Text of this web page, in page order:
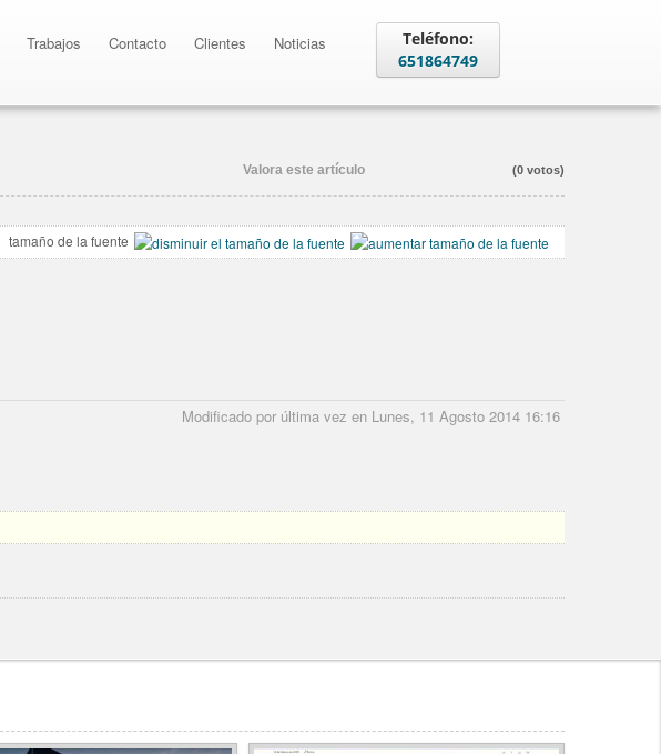
Trabajos Contacto Clientes Noticias
Teléfono:
651864749
Valora este artículo (0 votos)
tamaño de la fuente
Modificado por última vez en Lunes, 11 Agosto 2014 16:16